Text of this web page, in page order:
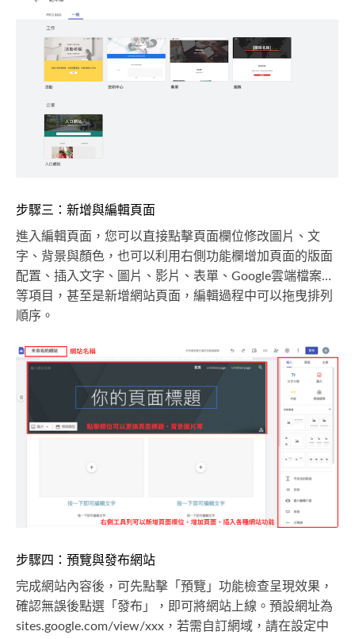
步驟三：新增與編輯頁面
進入編輯頁面，您可以直接點擊頁面欄位修改圖片、文
字、背景與顏色，也可以利用右側功能欄增加頁面的版面
配置、插入文字、圖片、影片、表單、Google雲端檔案…
等項目，甚至是新增網站頁面，編輯過程中可以拖曳排列
順序。
步驟四：預覽與發布網站
完成網站內容後，可先點擊「預覽」功能檢查呈現效果，
確認無誤後點選「發布」，即可將網站上線。預設網址為
sites.google.com/view/xxx，若需自訂網域，請在設定中